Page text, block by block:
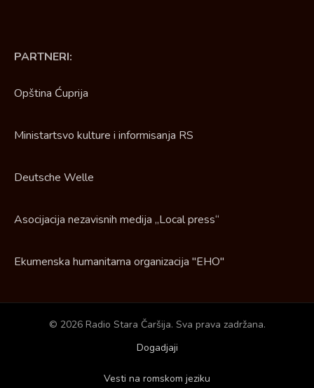
PARTNERI:
Opština Ćuprija
Ministartsvo kulture i informisanja RS
Deutsche Welle
Asocijacija nezavisnih medija „Local press“
Ekumenska humanitarna organizacija "EHO"
© 2026 Radio Stara Čaršija. Sva prava zadržana.
Dogadjaji
Vesti na romskom jeziku